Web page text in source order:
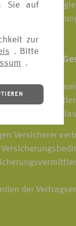
Sie auf
zur
. Bitte
.
VERS[4u]
zur
zusenden zu
Versicherer
der